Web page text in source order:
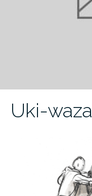
Uki-waza